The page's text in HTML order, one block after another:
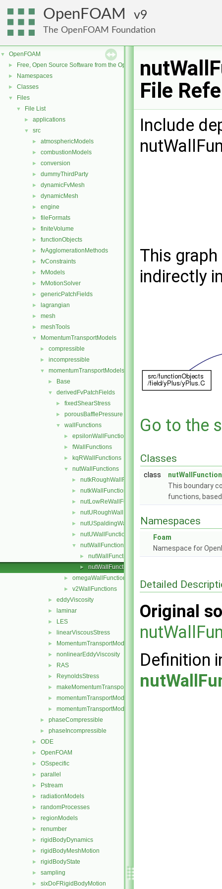
OpenFOAM 9
The OpenFOAM Foundation
▼ OpenFOAM
► Free, Open Source Software from the OpenFOAM Foundation
► Namespaces
► Classes
▼ Files
▼ File List
► applications
▼ src
► atmosphericModels
► combustionModels
► conversion
► dummyThirdParty
► dynamicFvMesh
► dynamicMesh
► engine
► fileFormats
► finiteVolume
► functionObjects
► fvAgglomerationMethods
► fvConstraints
► fvModels
► fvMotionSolver
► genericPatchFields
► lagrangian
► mesh
► meshTools
▼ MomentumTransportModels
► compressible
► incompressible
▼ momentumTransportModels
► Base
▼ derivedFvPatchFields
► fixedShearStress
► porousBafflePressure
▼ wallFunctions
► epsilonWallFunctions
► fWallFunctions
► kqRWallFunctions
▼ nutWallFunctions
► nutkRoughWallFunction
► nutkWallFunction
► nutLowReWallFunction
► nutURoughWallFunction
► nutUSpaldingWallFunction
► nutUWallFunction
▼ nutWallFunction
► nutWallFunctionFvPatchScalarField.C
► nutWallFunctionFvPatchScalarField.H
► omegaWallFunctions
► v2WallFunctions
► eddyViscosity
► laminar
► LES
► linearViscousStress
► MomentumTransportModel
► nonlinearEddyViscosity
► RAS
► ReynoldsStress
► makeMomentumTransportModel.H
► momentumTransportModel.C
► momentumTransportModel.H
► phaseCompressible
► phaseIncompressible
► ODE
► OpenFOAM
► OSspecific
► parallel
► Pstream
► radiationModels
► randomProcesses
► regionModels
► renumber
► rigidBodyDynamics
► rigidBodyMeshMotion
► rigidBodyState
► sampling
► sixDoFRigidBodyMotion
File
Include
This
indirectly
Go to the
Classes
class
This boundary
functions,
Namespaces
Foam
Namespace for
Detailed
Original
Definition